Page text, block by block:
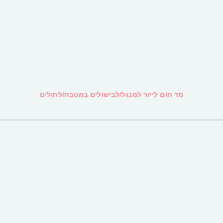
מד חום לייזר למנגל/לבישולים במטבח/לחולים